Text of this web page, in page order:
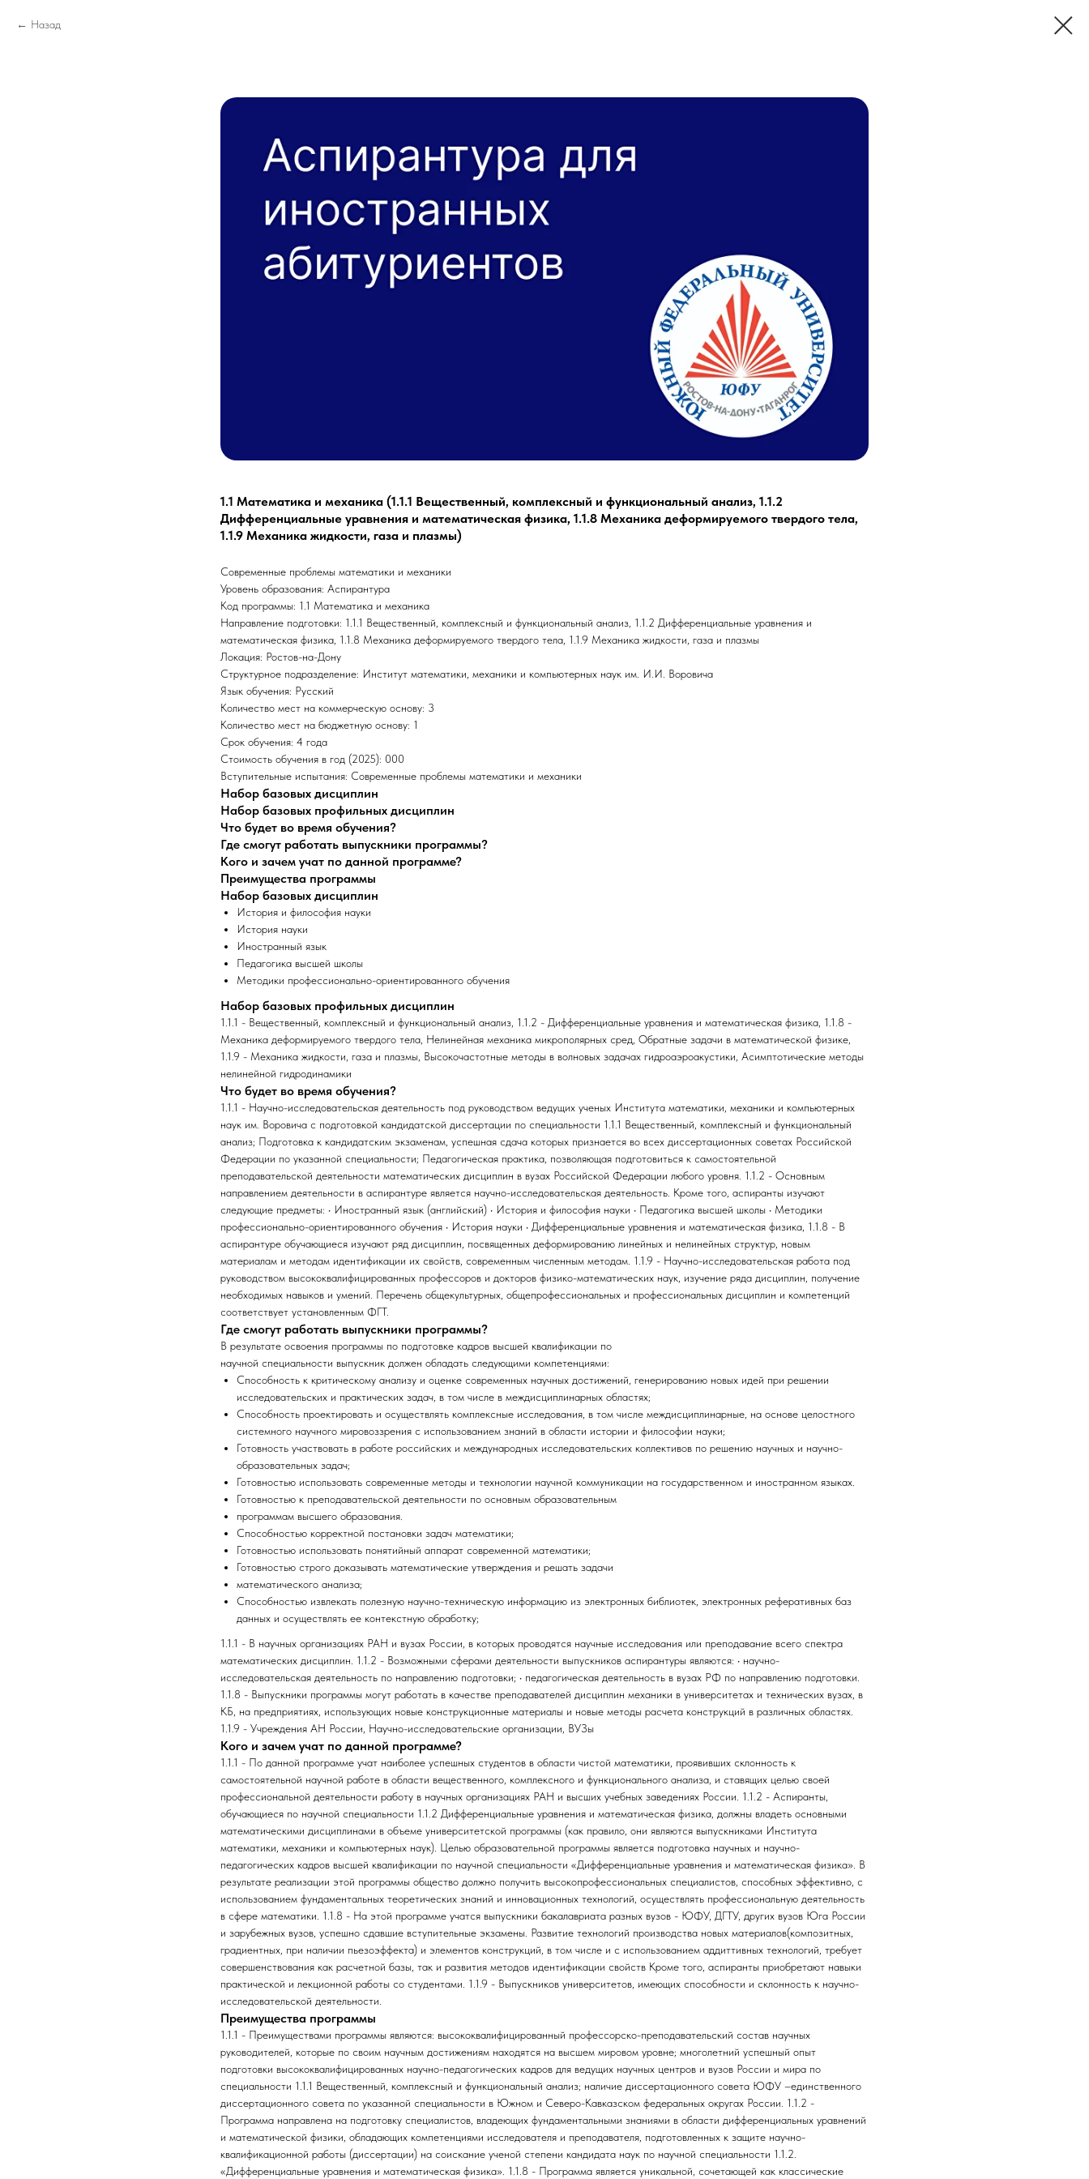
Назад
1.1 Математика и механика (1.1.1 Вещественный, комплексный и функциональный анализ, 1.1.2
Дифференциальные уравнения и математическая физика, 1.1.8 Механика деформируемого твердого тела,
1.1.9 Механика жидкости, газа и плазмы)
Современные проблемы математики и механики
Уровень образования: Аспирантура
Код программы: 1.1 Математика и механика
Направление подготовки: 1.1.1 Вещественный, комплексный и функциональный анализ, 1.1.2 Дифференциальные уравнения и
математическая физика, 1.1.8 Механика деформируемого твердого тела, 1.1.9 Механика жидкости, газа и плазмы
Локация: Ростов-на-Дону
Структурное подразделение: Институт математики, механики и компьютерных наук им. И.И. Воровича
Язык обучения: Русский
Количество мест на коммерческую основу: 3
Количество мест на бюджетную основу: 1
Срок обучения: 4 года
Стоимость обучения в год (2025): 000
Вступительные испытания: Современные проблемы математики и механики
Набор базовых дисциплин
Набор базовых профильных дисциплин
Что будет во время обучения?
Где смогут работать выпускники программы?
Кого и зачем учат по данной программе?
Преимущества программы
Набор базовых дисциплин
История и философия науки
История науки
Иностранный язык
Педагогика высшей школы
Методики профессионально-ориентированного обучения
Набор базовых профильных дисциплин
1.1.1 - Вещественный, комплексный и функциональный анализ, 1.1.2 - Дифференциальные уравнения и математическая физика, 1.1.8 -
Механика деформируемого твердого тела, Нелинейная механика микрополярных сред, Обратные задачи в математической физике,
1.1.9 - Механика жидкости, газа и плазмы, Высокочастотные методы в волновых задачах гидроаэроакустики, Асимптотические методы
нелинейной гидродинамики
Что будет во время обучения?
1.1.1 - Научно-исследовательская деятельность под руководством ведущих ученых Института математики, механики и компьютерных
наук им. Воровича с подготовкой кандидатской диссертации по специальности 1.1.1 Вещественный, комплексный и функциональный
анализ; Подготовка к кандидатским экзаменам, успешная сдача которых признается во всех диссертационных советах Российской
Федерации по указанной специальности; Педагогическая практика, позволяющая подготовиться к самостоятельной
преподавательской деятельности математических дисциплин в вузах Российской Федерации любого уровня. 1.1.2 - Основным
направлением деятельности в аспирантуре является научно-исследовательская деятельность. Кроме того, аспиранты изучают
следующие предметы: • Иностранный язык (английский) • История и философия науки • Педагогика высшей школы • Методики
профессионально-ориентированного обучения • История науки • Дифференциальные уравнения и математическая физика, 1.1.8 - В
аспирантуре обучающиеся изучают ряд дисциплин, посвященных деформированию линейных и нелинейных структур, новым
материалам и методам идентификации их свойств, современным численным методам. 1.1.9 - Научно-исследовательская работа под
руководством высококвалифицированных профессоров и докторов физико-математических наук, изучение ряда дисциплин, получение
необходимых навыков и умений. Перечень общекультурных, общепрофессиональных и профессиональных дисциплин и компетенций
соответствует установленным ФГТ.
Где смогут работать выпускники программы?
В результате освоения программы по подготовке кадров высшей квалификации по
научной специальности выпускник должен обладать следующими компетенциями:
Способность к критическому анализу и оценке современных научных достижений, генерированию новых идей при решении
исследовательских и практических задач, в том числе в междисциплинарных областях;
Способность проектировать и осуществлять комплексные исследования, в том числе междисциплинарные, на основе целостного
системного научного мировоззрения с использованием знаний в области истории и философии науки;
Готовность участвовать в работе российских и международных исследовательских коллективов по решению научных и научно-
образовательных задач;
Готовностью использовать современные методы и технологии научной коммуникации на государственном и иностранном языках.
Готовностью к преподавательской деятельности по основным образовательным
программам высшего образования.
Способностью корректной постановки задач математики;
Готовностью использовать понятийный аппарат современной математики;
Готовностью строго доказывать математические утверждения и решать задачи
математического анализа;
Способностью извлекать полезную научно-техническую информацию из электронных библиотек, электронных реферативных баз
данных и осуществлять ее контекстную обработку;
1.1.1 - В научных организациях РАН и вузах России, в которых проводятся научные исследования или преподавание всего спектра
математических дисциплин. 1.1.2 - Возможными сферами деятельности выпускников аспирантуры являются: • научно-
исследовательская деятельность по направлению подготовки; • педагогическая деятельность в вузах РФ по направлению подготовки.
1.1.8 - Выпускники программы могут работать в качестве преподавателей дисциплин механики в университетах и технических вузах, в
КБ, на предприятиях, использующих новые конструкционные материалы и новые методы расчета конструкций в различных областях.
1.1.9 - Учреждения АН России, Научно-исследовательские организации, ВУЗы
Кого и зачем учат по данной программе?
1.1.1 - По данной программе учат наиболее успешных студентов в области чистой математики, проявивших склонность к
самостоятельной научной работе в области вещественного, комплексного и функционального анализа, и ставящих целью своей
профессиональной деятельности работу в научных организациях РАН и высших учебных заведениях России. 1.1.2 - Аспиранты,
обучающиеся по научной специальности 1.1.2 Дифференциальные уравнения и математическая физика, должны владеть основными
математическими дисциплинами в объеме университетской программы (как правило, они являются выпускниками Института
математики, механики и компьютерных наук). Целью образовательной программы является подготовка научных и научно-
педагогических кадров высшей квалификации по научной специальности «Дифференциальные уравнения и математическая физика». В
результате реализации этой программы общество должно получить высокопрофессиональных специалистов, способных эффективно, с
использованием фундаментальных теоретических знаний и инновационных технологий, осуществлять профессиональную деятельность
в сфере математики. 1.1.8 - На этой программе учатся выпускники бакалавриата разных вузов - ЮФУ, ДГТУ, других вузов Юга России
и зарубежных вузов, успешно сдавшие вступительные экзамены. Развитие технологий производства новых материалов(композитных,
градиентных, при наличии пьезоэффекта) и элементов конструкций, в том числе и с использованием аддиттивных технологий, требует
совершенствования как расчетной базы, так и развития методов идентификации свойств Кроме того, аспиранты приобретают навыки
практической и лекционной работы со студентами. 1.1.9 - Выпускников университетов, имеющих способности и склонность к научно-
исследовательской деятельности.
Преимущества программы
1.1.1 - Преимуществами программы являются: высококвалифицированный профессорско-преподавательский состав научных
руководителей, которые по своим научным достижениям находятся на высшем мировом уровне; многолетний успешный опыт
подготовки высококвалифицированных научно-педагогических кадров для ведущих научных центров и вузов России и мира по
специальности 1.1.1 Вещественный, комплексный и функциональный анализ; наличие диссертационного совета ЮФУ –единственного
диссертационного совета по указанной специальности в Южном и Северо-Кавказском федеральных округах России. 1.1.2 -
Программа направлена на подготовку специалистов, владеющих фундаментальными знаниями в области дифференциальных уравнений
и математической физики, обладающих компетенциями исследователя и преподавателя, подготовленных к защите научно-
квалификационной работы (диссертации) на соискание ученой степени кандидата наук по научной специальности 1.1.2.
«Дифференциальные уравнения и математическая физика». 1.1.8 - Программа является уникальной, сочетающей как классические